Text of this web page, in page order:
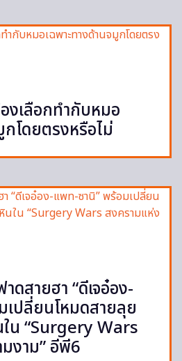
งเลือกทำกับหมอ
กโดยตรงหรือไม่
ดสายฮา “ดีเจอ๋อง-
ปลี่ยนโหมดสายลุย
ใน “Surgery Wars
งาม” อีพี6